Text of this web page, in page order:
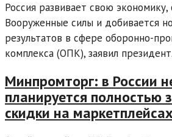
Россия развивает свою
Вооруженные силы и добивается
результатов в сфере оборонно-
комплекса (ОПК), заявил
Минпромторг: в России
планируется полностью
скидки на